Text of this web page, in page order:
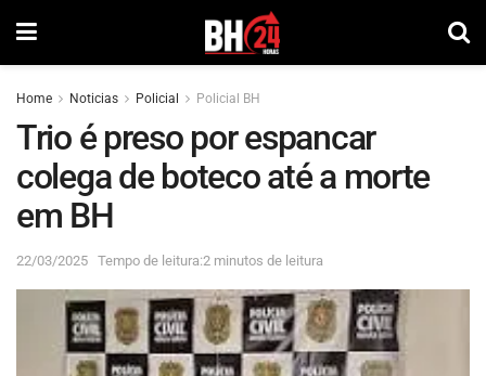
Home Noticias Policial Policial BH
Trio é preso por espancar
colega de boteco até a morte
em BH
22/03/2025 Tempo de leitura:2 minutos de leitura